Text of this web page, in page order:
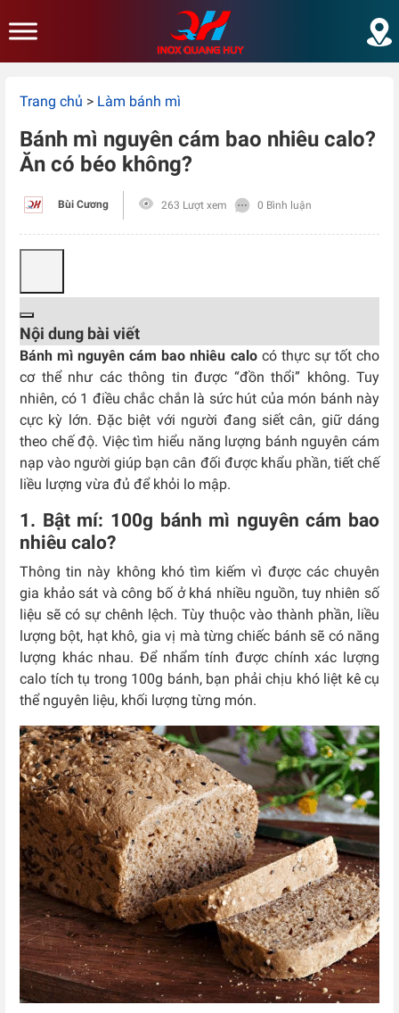
Trang chủ > Làm bánh mì
Bánh mì nguyên cám bao nhiêu calo?
Ăn có béo không?
Bùi Cương 263 Lượt xem 0 Bình luận
Nội dung bài viết
Bánh mì nguyên cám bao nhiêu calocó thực sự tốt cho
cơ thể như các thông tin được “đồn thổi” không. Tuy
nhiên, có 1 điều chắc chắn là sức hút của món bánh này
cực kỳ lớn. Đặc biệt với người đang siết cân, giữ dáng
theo chế độ. Việc tìm hiểu năng lượng bánh nguyên cám
nạp vào người giúp bạn cân đối được khẩu phần, tiết chế
liều lượng vừa đủ để khỏi lo mập.
1. Bật mí: 100g bánh mì nguyên cám bao
nhiêu calo?
Thông tin này không khó tìm kiếm vì được các chuyên
gia khảo sát và công bố ở khá nhiều nguồn, tuy nhiên số
liệu sẽ có sự chênh lệch. Tùy thuộc vào thành phần, liều
lượng bột, hạt khô, gia vị mà từng chiếc bánh sẽ có năng
lượng khác nhau. Để nhẩm tính được chính xác lượng
calo tích tụ trong 100g bánh, bạn phải chịu khó liệt kê cụ
thể nguyên liệu, khối lượng từng món.